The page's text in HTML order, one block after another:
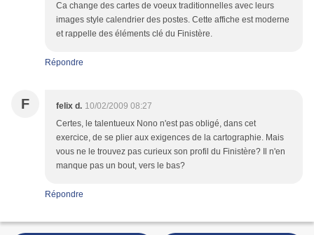
Ca change des cartes de voeux traditionnelles avec leurs
images style calendrier des postes. Cette affiche est moderne
et rappelle des éléments clé du Finistère.
Répondre
F felix d. 10/02/2009 08:27
Certes, le talentueux Nono n'est pas obligé, dans cet
exercice, de se plier aux exigences de la cartographie. Mais
vous ne le trouvez pas curieux son profil du Finistère? Il n'en
manque pas un bout, vers le bas?
Répondre